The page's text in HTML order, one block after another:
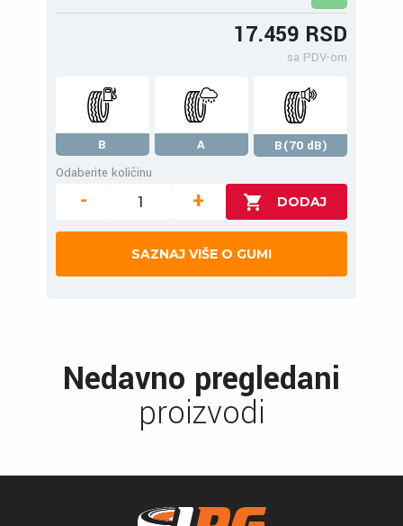
17.459 RSD
sa PDV-om
B A
B(70 dB)
Odaberite količinu
- +
SAZNAJ VIŠE O GUMI
Nedavno pregledani
proizvodi